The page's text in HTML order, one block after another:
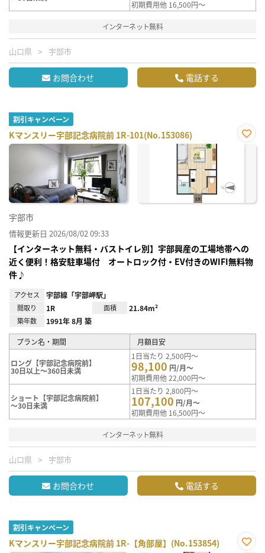
初期費用他 16,500円～
インターネット無料
山口県 宇部市
お問合わせ 電話する
割引キャンペーン
Kマンスリー宇部記念病院前 1R-101(No.153086)
お気
宇部市
情報更新日 2026/08/02 09:33
【インターネット無料・バストイレ別】宇部興産の工場地帯への
近く便利！格安駐車場付 オートロック付・EV付きのWIFI無料物
件♪
アクセス 宇部線「宇部岬駅」
間取り 1R 面積 21.84m²
築年数 1991年 8月 築
プラン名・期間 月額目安
ロング【宇部記念病院前】
30日以上～360日未満
1日当たり 2,500円～
98,100 円/月～
初期費用他 22,000円～
ショート【宇部記念病院前】
～30日未満
1日当たり 2,800円～
107,100 円/月～
初期費用他 16,500円～
インターネット無料
山口県 宇部市
お問合わせ 電話する
割引キャンペーン
Kマンスリー宇部記念病院前 1R-【角部屋】(No.153854)